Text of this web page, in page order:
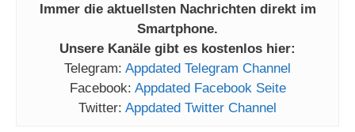
Immer die aktuellsten Nachrichten direkt im
Smartphone.
Unsere Kanäle gibt es kostenlos hier:
Telegram: Appdated Telegram Channel
Facebook: Appdated Facebook Seite
Twitter: Appdated Twitter Channel